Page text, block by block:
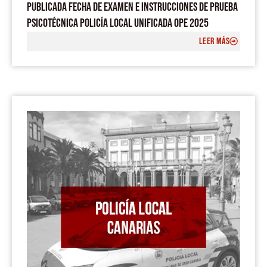
PUBLICADA FECHA DE EXAMEN E INSTRUCCIONES DE PRUEBA
PSICOTÉCNICA POLICÍA LOCAL UNIFICADA OPE 2025
LEER MÁS